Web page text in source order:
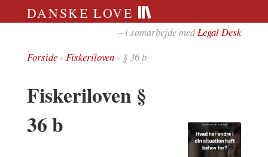
DANSKE LOVE
– i samarbejde medLegal Desk
Forside› Fiskeriloven› § 36 b
Fiskeriloven §
36 b